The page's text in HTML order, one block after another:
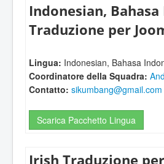
Indonesian,
Traduzione per
Lingua: Indonesian, Bahasa
Coordinatore della Squadra:
Contatto: sikumbang@gmail.com
Scarica Pacchetto Lingua
Irish Traduzione